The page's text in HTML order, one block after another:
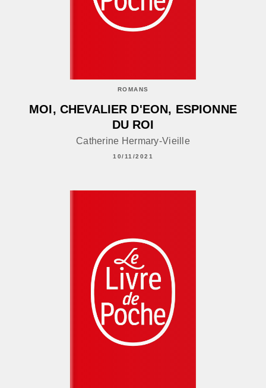
ROMANS
MOI, CHEVALIER D'EON, ESPIONNE
DU ROI
Catherine Hermary-Vieille
10/11/2021